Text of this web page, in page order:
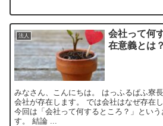
法人
会社って何
在意義とは？
みなさん、こんにちは。 はっふるぱふ寮
会社が存在します。 では会社はなぜ存在
今回は「会社って何するところ？」とい
す。 結論 ...